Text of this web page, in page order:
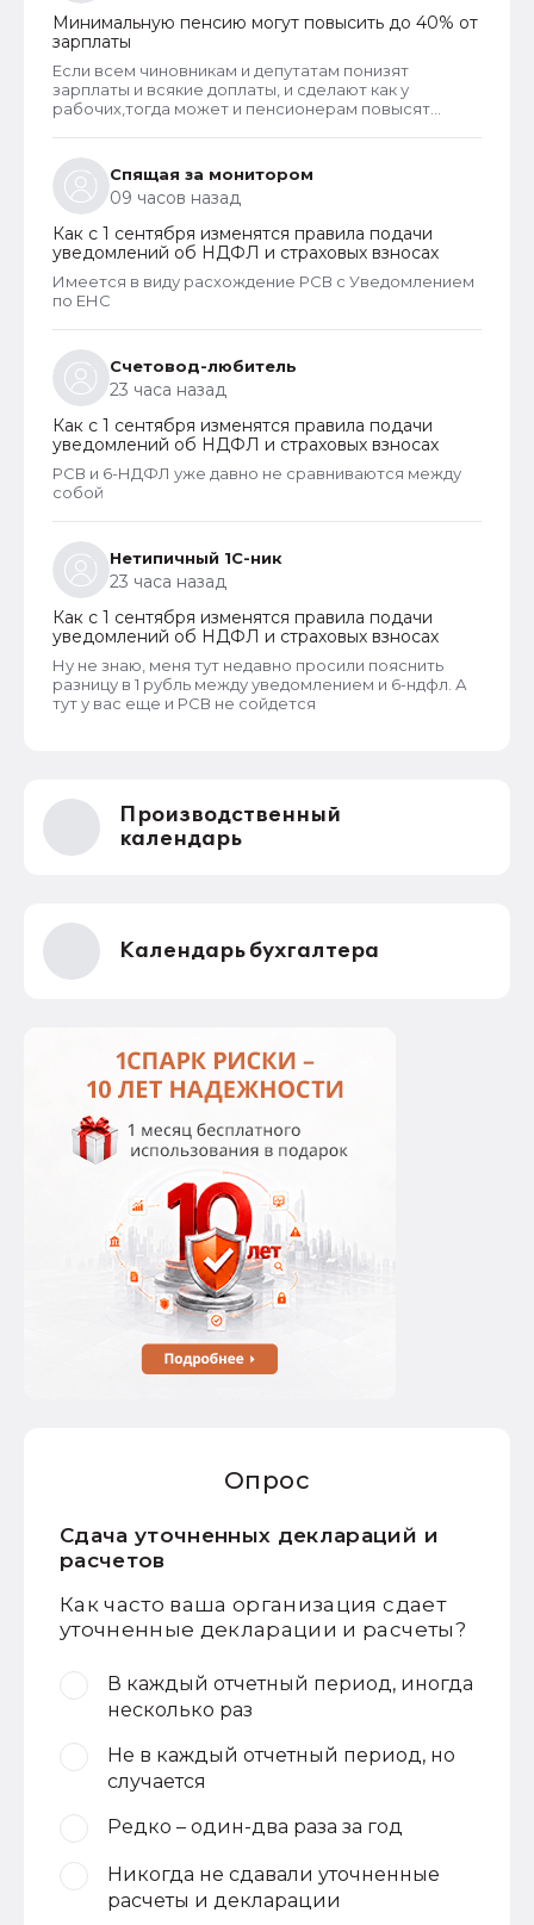
Минимальную пенсию могут повысить до 40% от
зарплаты
Если всем чиновникам и депутатам понизят
зарплаты и всякие доплаты, и сделают как у
рабочих,тогда может и пенсионерам повысят
Спящая за монитором
09 часов назад
Как с 1 сентября изменятся правила подачи
уведомлений об НДФЛ и страховых взносах
Имеется в виду расхождение РСВ с Уведомлением
по ЕНС
Счетовод-любитель
23 часа назад
Как с 1 сентября изменятся правила подачи
уведомлений об НДФЛ и страховых взносах
РСВ и 6-НДФЛ уже давно не сравниваются между
собой
Нетипичный 1С-ник
23 часа назад
Как с 1 сентября изменятся правила подачи
уведомлений об НДФЛ и страховых взносах
Ну не знаю, меня тут недавно просили пояснить
разницу в 1 рубль между уведомлением и 6-ндфл. А
тут у вас еще и РСВ не сойдется
Производственный
календарь
Календарь бухгалтера
Опрос
Сдача уточненных деклараций и
расчетов
Как часто ваша организация сдает
уточненные декларации и расчеты?
В каждый отчетный период, иногда
несколько раз
Не в каждый отчетный период, но
случается
Редко – один-два раза за год
Никогда не сдавали уточненные
расчеты и декларации